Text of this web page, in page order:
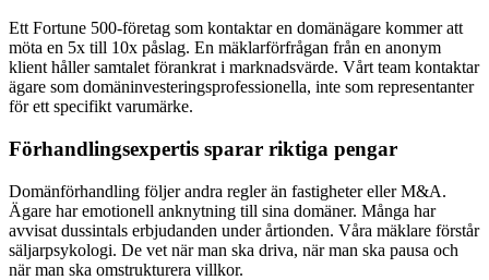
Ett Fortune 500-företag som kontaktar en domänägare kommer att
möta en 5x till 10x påslag. En mäklarförfrågan från en anonym
klient håller samtalet förankrat i marknadsvärde. Vårt team kontaktar
ägare som domäninvesteringsprofessionella, inte som representanter
för ett specifikt varumärke.
Förhandlingsexpertis sparar riktiga pengar
Domänförhandling följer andra regler än fastigheter eller M&A.
Ägare har emotionell anknytning till sina domäner. Många har
avvisat dussintals erbjudanden under årtionden. Våra mäklare förstår
säljarpsykologi. De vet när man ska driva, när man ska pausa och
när man ska omstrukturera villkor.